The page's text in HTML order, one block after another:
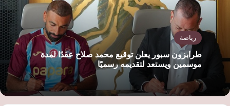
رياضة
طرابزون سبور يعلن توقيع محمد صلاح عقدًا لمدة
موسمين ويستعد لتقديمه رسميًا